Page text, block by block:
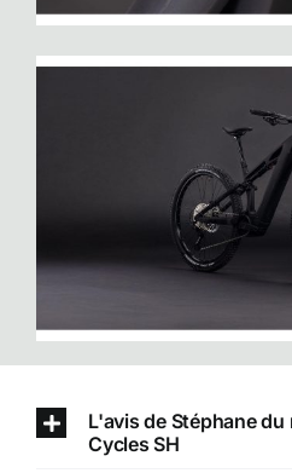
L'avis de Stéphane
Cycles SH